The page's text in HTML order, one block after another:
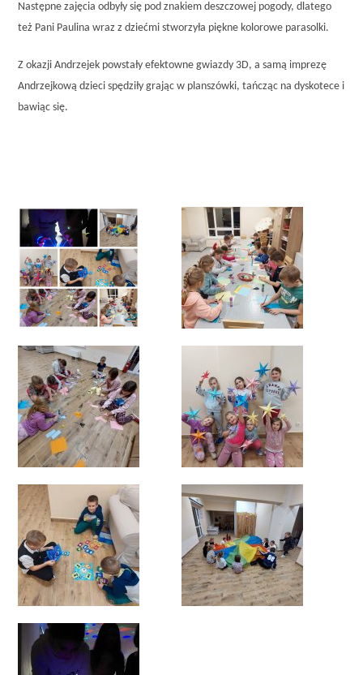
Następne zajęcia odbyły się pod znakiem deszczowej pogody, dlatego
też Pani Paulina wraz z dziećmi stworzyła piękne kolorowe parasolki.
Z okazji Andrzejek powstały efektowne gwiazdy 3D, a samą imprezę
Andrzejkową dzieci spędziły grając w planszówki, tańcząc na dyskotece i
bawiąc się.